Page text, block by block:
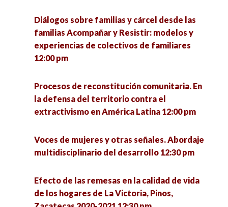
Emociones y experiencias del cuidado en el
norte de México 3:00 pm
Científicas Sociales: retos de la investigación y
la intervención en tiempos de pandemia 3:00 pm
4:00 pm
conflicto armado 4:00 pm
Diálogos sobre familias y cárcel desde las
familias Acompañar y Resistir: modelos y
experiencias de colectivos de familiares
12:00 pm
Procesos de reconstitución comunitaria. En
la defensa del territorio contra el
extractivismo en América Latina 12:00 pm
Voces de mujeres y otras señales. Abordaje
multidisciplinario del desarrollo 12:30 pm
Efecto de las remesas en la calidad de vida
de los hogares de La Victoria, Pinos,